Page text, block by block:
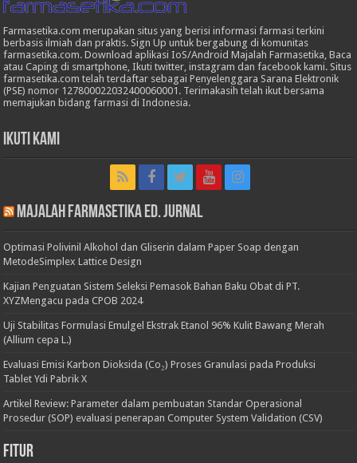
Farmasetika.com merupakan situs yang berisi informasi farmasi terkini
berbasis ilmiah dan praktis. Sign Up untuk bergabung di komunitas
farmasetika.com. Download aplikasi IoS/Android Majalah Farmasetika, Baca
atau Caping di smartphone, Ikuti twitter, instagram dan facebook kami. Situs
farmasetika.com telah terdaftar sebagai Penyelenggara Sarana Elektronik
(PSE) nomor 127800022032400060001. Terimakasih telah ikut bersama
memajukan bidang farmasi di Indonesia.
Ikuti Kami
Majalah Farmasetika Ed. Jurnal
Optimasi Polivinil Alkohol dan Gliserin dalam Paper Soap dengan
MetodeSimplex Lattice Design
Kajian Penguatan Sistem Seleksi Pemasok Bahan Baku Obat di PT.
XYZMengacu pada CPOB 2024
Uji Stabilitas Formulasi Emulgel Ekstrak Etanol 96% Kulit Bawang Merah
(Allium cepa L.)
Evaluasi Emisi Karbon Dioksida (Co₂) Proses Granulasi pada Produksi
Tablet Ydi Pabrik X
Artikel Review: Parameter dalam pembuatan Standar Operasional
Prosedur (SOP) evaluasi penerapan Computer System Validation (CSV)
Fitur